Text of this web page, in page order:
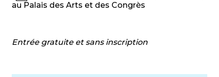
au Palais des Arts et des Congrès
Entrée gratuite et sans inscription